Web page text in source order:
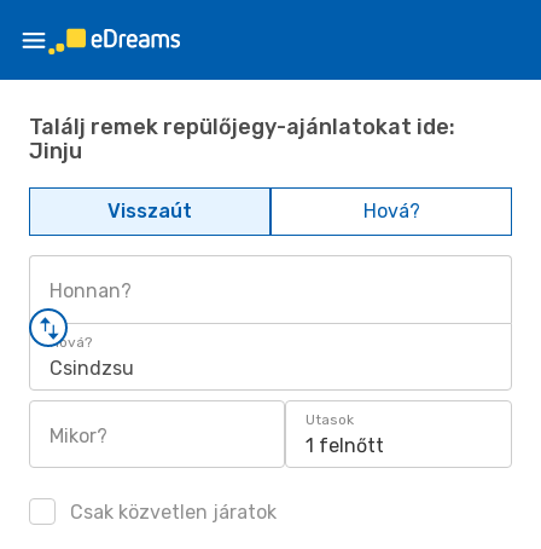
Találj remek repülőjegy-ajánlatokat ide:
Jinju
Visszaút Hová?
Honnan?
Hová?
Csindzsu
Mikor?
Utasok
1 felnőtt
Csak közvetlen járatok